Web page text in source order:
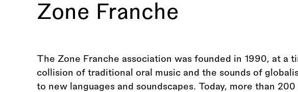
Zone Franche
The Zone Franche association was founded in 1990, at a
collision of traditional oral music and the sounds of
to new languages and soundscapes. Today, more than